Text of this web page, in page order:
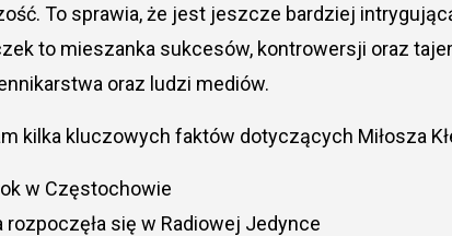
To sprawia, że jest jeszcze bardziej
to mieszanka sukcesów, kontrowersji oraz
oraz ludzi mediów.
kilka kluczowych faktów dotyczących Miłosza
w Częstochowie
rozpoczęła się w Radiowej Jedynce